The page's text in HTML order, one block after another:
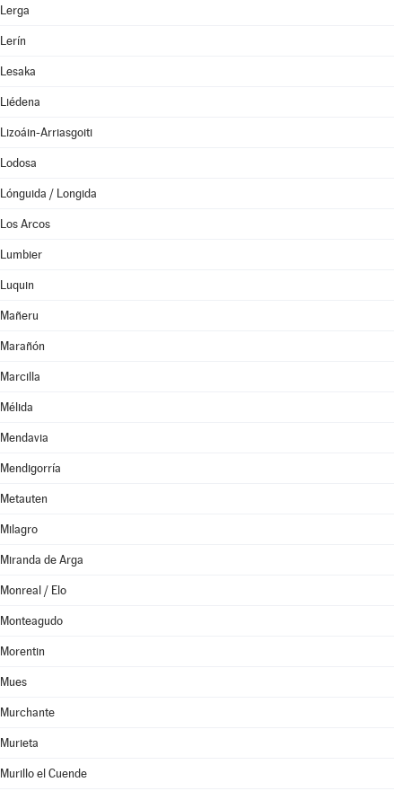
Lerga
Lerín
Lesaka
Liédena
Lizoáin-Arriasgoiti
Lodosa
Lónguida / Longida
Los Arcos
Lumbier
Luquin
Mañeru
Marañón
Marcilla
Mélida
Mendavia
Mendigorría
Metauten
Milagro
Miranda de Arga
Monreal / Elo
Monteagudo
Morentin
Mues
Murchante
Murieta
Murillo el Cuende